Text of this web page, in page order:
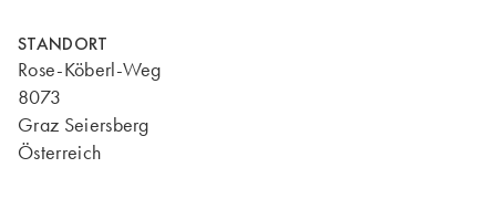
STANDORT
Rose-Köberl-Weg
8073
Graz Seiersberg
Österreich